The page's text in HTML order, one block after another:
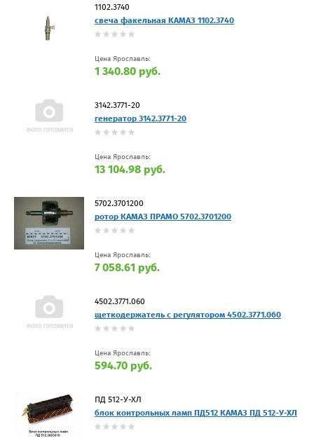
1102.3740
свеча факельная КАМАЗ 1102.3740
Цена Ярославль:
1 340.80 руб.
3142.3771-20
генератор 3142.3771-20
Цена Ярославль:
13 104.98 руб.
5702.3701200
ротор КАМАЗ ПРАМО 5702.3701200
Цена Ярославль:
7 058.61 руб.
4502.3771.060
щеткодержатель с регулятором 4502.3771.060
Цена Ярославль:
594.70 руб.
ПД 512-У-ХЛ
блок контрольных ламп ПД512 КАМАЗ ПД 512-У-ХЛ